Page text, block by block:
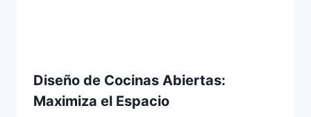
Diseño de Cocinas Abiertas:
Maximiza el Espacio